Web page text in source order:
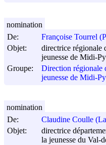
De:
Françoise Tourrel
Objet:
directrice régionale
jeunesse de Midi-
Groupe:
Direction régionale
jeunesse de Midi-
nomination
De:
Claudine Coulle
Objet:
directrice
la jeunesse du Val-
nomination